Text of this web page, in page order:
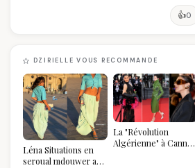
👍0
DZIRIELLE VOUS RECOMMANDE
Léna Situations en
seroual mdouwer au
La "Révolution
Algérienne" à Cannes